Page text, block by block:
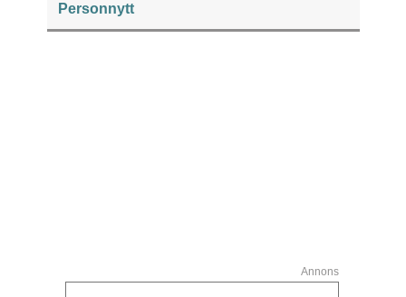
Personnytt
Annons